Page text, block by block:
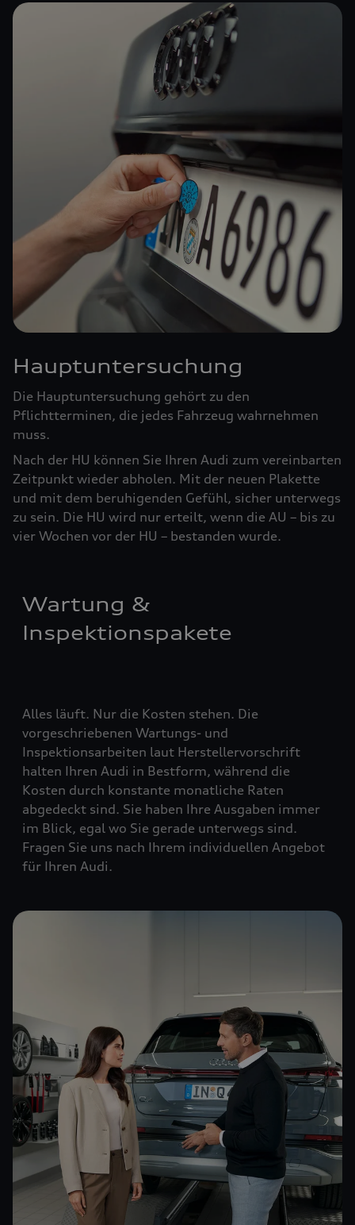
Hauptuntersuchung
Die Hauptuntersuchung gehört zu den
Pflichtterminen, die jedes Fahrzeug wahrnehmen
muss.
Nach der HU können Sie Ihren Audi zum vereinbarten
Zeitpunkt wieder abholen. Mit der neuen Plakette
und mit dem beruhigenden Gefühl, sicher unterwegs
zu sein. Die HU wird nur erteilt, wenn die AU – bis zu
vier ­Woch­en vor der HU – bestanden wurde.
Wartung &
Inspektionspakete
Alles läuft. Nur die Kosten stehen. Die
vorgeschriebenen Wartungs- und
Inspektionsarbeiten laut Herstellervorschrift
halten Ihren Audi in Bestform, während die
Kosten durch konstante monatliche Raten
abgedeckt sind. Sie haben Ihre Ausgaben immer
im Blick, egal wo Sie gerade unterwegs sind.
Fragen Sie uns nach Ihrem individuellen Angebot
für Ihren Audi.